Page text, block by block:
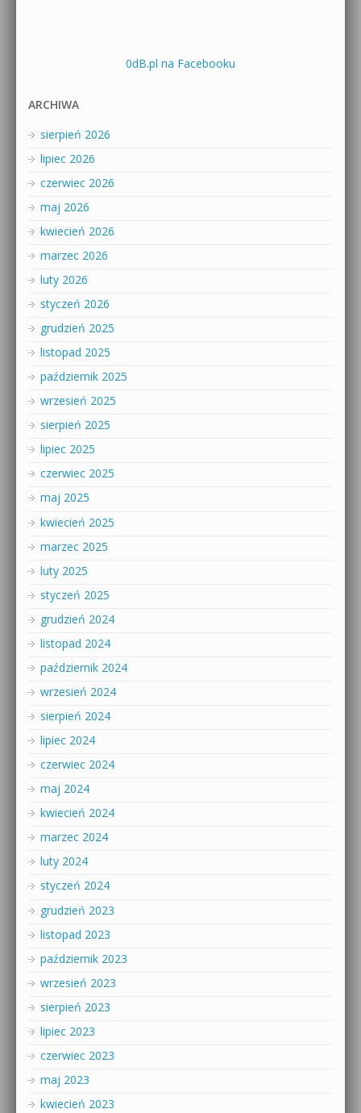
0dB.pl na Facebooku
ARCHIWA
sierpień 2026
lipiec 2026
czerwiec 2026
maj 2026
kwiecień 2026
marzec 2026
luty 2026
styczeń 2026
grudzień 2025
listopad 2025
październik 2025
wrzesień 2025
sierpień 2025
lipiec 2025
czerwiec 2025
maj 2025
kwiecień 2025
marzec 2025
luty 2025
styczeń 2025
grudzień 2024
listopad 2024
październik 2024
wrzesień 2024
sierpień 2024
lipiec 2024
czerwiec 2024
maj 2024
kwiecień 2024
marzec 2024
luty 2024
styczeń 2024
grudzień 2023
listopad 2023
październik 2023
wrzesień 2023
sierpień 2023
lipiec 2023
czerwiec 2023
maj 2023
kwiecień 2023